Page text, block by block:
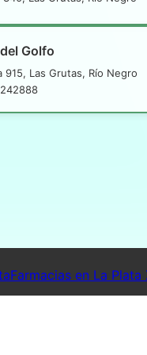
Golfo
915, Las Grutas, Río Negro
Farmacias en La